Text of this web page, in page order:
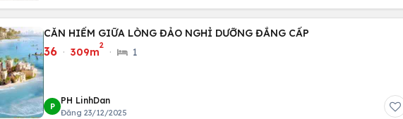
CĂN HIẾM GIỮA LÒNG ĐẢO NGHỈ DƯỠNG ĐẲNG CẤP
36 · 309m
2
· 1
P
PH LinhDan
Đăng 23/12/2025